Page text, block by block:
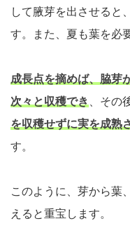
して腋芽を出させると
す。また、夏も葉を必
成長点を摘めば、脇芽
次々と収穫でき
、その
を収穫せずに実を成熟
す。
このように、芽から葉
えると重宝します。